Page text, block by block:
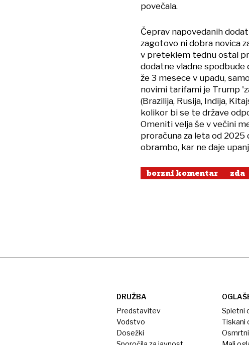
povečala.
Čeprav napovedanih
zagotovo ni dobra novica
v preteklem tednu ostal
dodatne vladne
že 3 mesece v upadu,
novimi tarifami je Trump
(Brazilija, Rusija, Indija,
kolikor bi se te države
Omeniti velja še v večini
proračuna za leta od
obrambo, kar ne daje
borzni komentar zda
DRUŽBA
Predstavitev
Vodstvo
Dosežki
Spletni
Tiskani